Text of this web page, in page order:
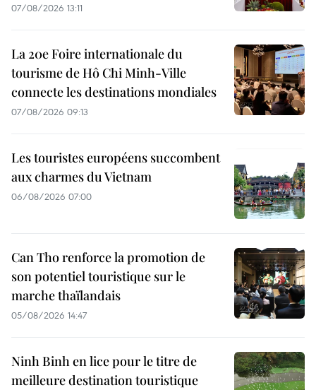
07/08/2026 13:11
La 20e Foire internationale du
tourisme de Hô Chi Minh-Ville
connecte les destinations mondiales
07/08/2026 09:13
Les touristes européens succombent
aux charmes du Vietnam
06/08/2026 07:00
Can Tho renforce la promotion de
son potentiel touristique sur le
marche thaïlandais
05/08/2026 14:47
Ninh Binh en lice pour le titre de
meilleure destination touristique